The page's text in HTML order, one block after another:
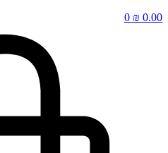
₪0.00
0